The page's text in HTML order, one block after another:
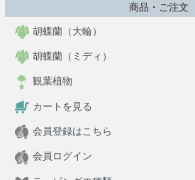
商品・ご注文
胡蝶蘭（大輪）
胡蝶蘭（ミディ）
観葉植物
カートを見る
会員登録はこちら
会員ログイン